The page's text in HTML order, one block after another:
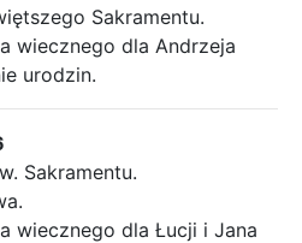
Sakramentu.
wiecznego dla Andrzeja
urodzin.
Sakramentu.
wiecznego dla Łucji i Jana